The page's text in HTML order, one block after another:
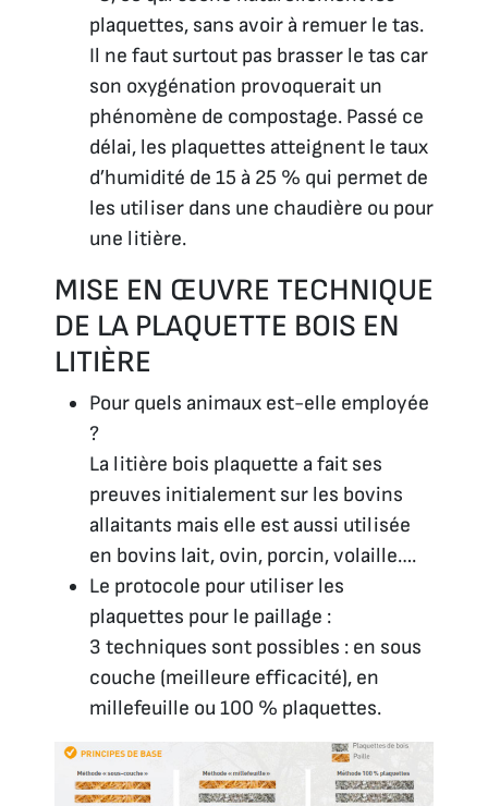
plaquettes, sans avoir à remuer le tas.
Il ne faut surtout pas brasser le tas car
son oxygénation provoquerait un
phénomène de compostage. Passé ce
délai, les plaquettes atteignent le taux
d’humidité de 15 à 25 % qui permet de
les utiliser dans une chaudière ou pour
une litière.
MISE EN ŒUVRE TECHNIQUE
DE LA PLAQUETTE BOIS EN
LITIÈRE
Pour quels animaux est-elle employée
?
La litière bois plaquette a fait ses
preuves initialement sur les bovins
allaitants mais elle est aussi utilisée
en bovins lait, ovin, porcin, volaille….
Le protocole pour utiliser les
plaquettes pour le paillage :
3 techniques sont possibles : en sous
couche (meilleure efficacité), en
millefeuille ou 100 % plaquettes.